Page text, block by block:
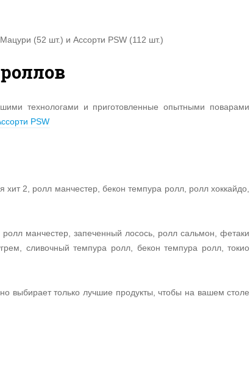
(52 шт.) и Ассорти PSW (112 шт.)
технологами и приготовленные опытными поварами
PSW
2, ролл манчестер, бекон темпура ролл, ролл хоккайдо,
манчестер, запеченный лосось, ролл сальмон, фетаки
сливочный темпура ролл, бекон темпура ролл, токио
выбирает только лучшие продукты, чтобы на вашем столе